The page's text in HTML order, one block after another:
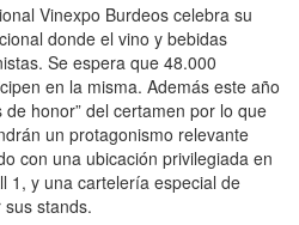
Vinexpo Burdeos celebra su
donde el vino y bebidas
Se espera que 48.000
en la misma. Además este año
honor” del certamen por lo que
un protagonismo relevante
con una ubicación privilegiada en
1, y una cartelería especial de
sus stands.